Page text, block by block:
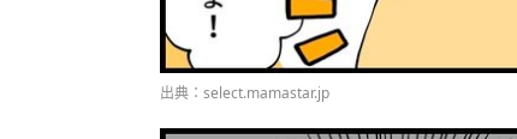
出典：select.mamastar.jp